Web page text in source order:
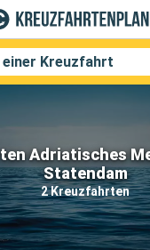
Adriatisches
Statendam
2 Kreuzfahrten
einer Kreuzfahrt